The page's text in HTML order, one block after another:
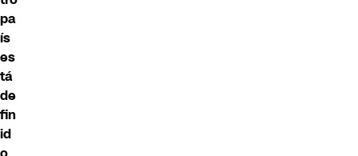
pa
ís
es
tá
de
fin
id